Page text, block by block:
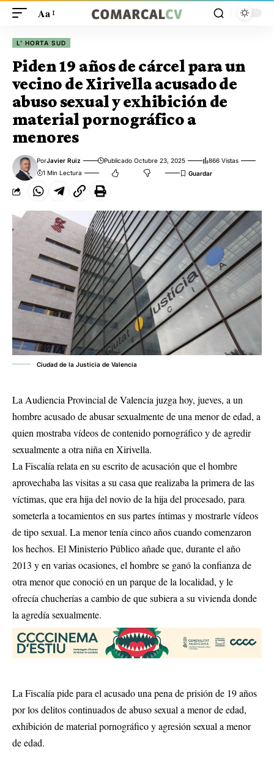
Aa
L' HORTA SUD
Piden 19 años de cárcel para un
vecino de Xirivella acusado de
abuso sexual y exhibición de
material pornográfico a
menores
PorJavier Ruiz Publicado Octubre 23, 2025
866 Vistas
1 Min Lectura
Ciudad de la Justicia de Valencia
La Audiencia Provincial de Valencia juzga hoy, jueves, a un
hombre acusado de abusar sexualmente de una menor de edad, a
quien mostraba vídeos de contenido pornográfico y de agredir
sexualmente a otra niña en Xirivella.
La Fiscalía relata en su escrito de acusación que el hombre
aprovechaba las visitas a su casa que realizaba la primera de las
víctimas, que era hija del novio de la hija del procesado, para
someterla a tocamientos en sus partes íntimas y mostrarle vídeos
de tipo sexual. La menor tenía cinco años cuando comenzaron
los hechos. El Ministerio Público añade que, durante el año
2013 y en varias ocasiones, el hombre se ganó la confianza de
otra menor que conoció en un parque de la localidad, y le
ofrecía chucherías a cambio de que subiera a su vivienda donde
la agredía sexualmente.
La Fiscalía pide para el acusado una pena de prisión de 19 años
por los delitos continuados de abuso sexual a menor de edad,
exhibición de material pornográfico y agresión sexual a menor
de edad.